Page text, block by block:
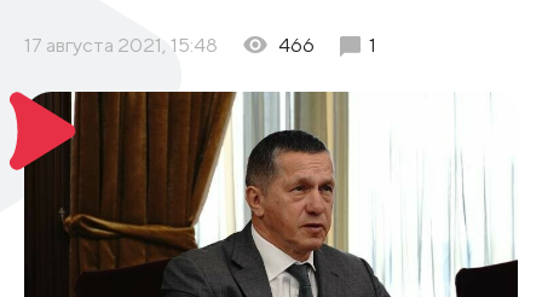
17 августа 2021, 15:48 466 1